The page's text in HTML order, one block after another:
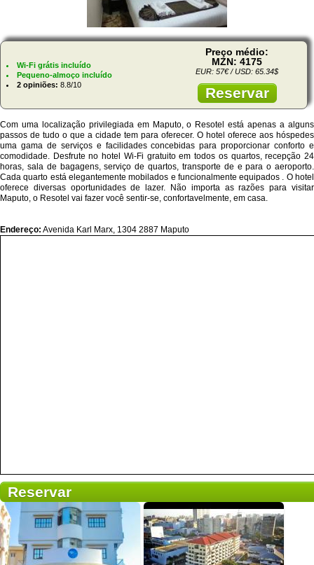
Wi-Fi grátis incluído
Pequeno-almoço incluído
2 opiniões: 8.8/10
Preço médio:
MZN: 4175
EUR: 57€ / USD: 65.34$
Reservar
Com uma localização privilegiada em Maputo, o Resotel está apenas a alguns
passos de tudo o que a cidade tem para oferecer. O hotel oferece aos hóspedes
uma gama de serviços e facilidades concebidas para proporcionar conforto e
comodidade. Desfrute no hotel Wi-Fi gratuito em todos os quartos, recepção 24
horas, sala de bagagens, serviço de quartos, transporte de e para o aeroporto.
Cada quarto está elegantemente mobilados e funcionalmente equipados . O hotel
oferece diversas oportunidades de lazer. Não importa as razões para visitar
Maputo, o Resotel vai fazer você sentir-se, confortavelmente, em casa.
Endereço: Avenida Karl Marx, 1304 2887 Maputo
Reservar